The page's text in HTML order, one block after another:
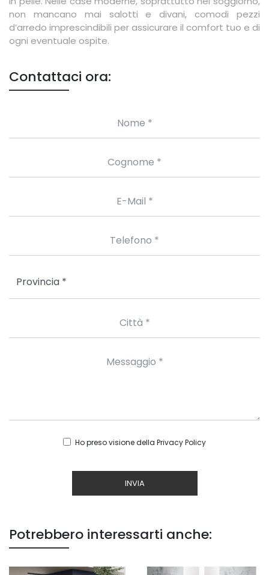
non mancano mai salotti e divani, comodi pezzi
d’arredo imprescindibili per assicurare il comfort tuo e di
ogni eventuale ospite.
Contattaci ora:
Ho preso visione della Privacy Policy
INVIA
Potrebbero interessarti anche: